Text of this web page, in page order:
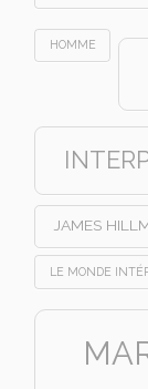
HOMME
JAMES
LE MONDE